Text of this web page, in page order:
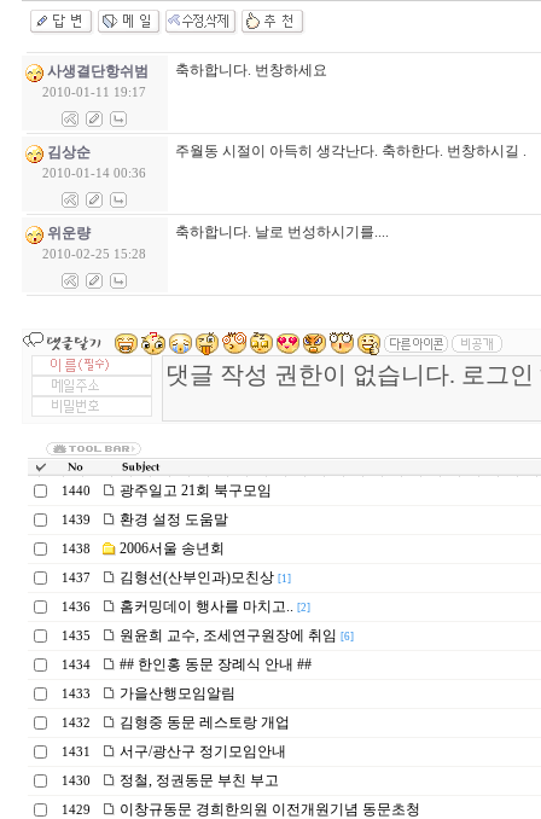
사생결단항쉬범
2010-01-11 19:17
축하합니다. 번창하세요
김상순
2010-01-14 00:36
주월동 시절이 아득히 생각난다. 축하한다. 번창하시길 .
위운량
2010-02-25 15:28
축하합니다. 날로 번성하시기를....
1440 광주일고 21회 북구모임
1439 환경 설정 도움말
1438 2006서울 송년회
1437 김형선(산부인과)모친상 [1]
1436 홈커밍데이 행사를 마치고.. [2]
1435 원윤희 교수, 조세연구원장에 취임 [6]
1434 ## 한인홍 동문 장례식 안내 ##
1433 가을산행모임알림
1432 김형중 동문 레스토랑 개업
1431 서구/광산구 정기모임안내
1430 정철, 정권동문 부친 부고
1429 이창규동문 경희한의원 이전개원기념 동문초청